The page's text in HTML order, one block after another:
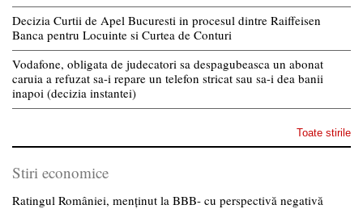
Decizia Curtii de Apel Bucuresti in procesul dintre Raiffeisen
Banca pentru Locuinte si Curtea de Conturi
Vodafone, obligata de judecatori sa despagubeasca un abonat
caruia a refuzat sa-i repare un telefon stricat sau sa-i dea banii
inapoi (decizia instantei)
Toate stirile
Stiri economice
Ratingul României, menținut la BBB- cu perspectivă negativă